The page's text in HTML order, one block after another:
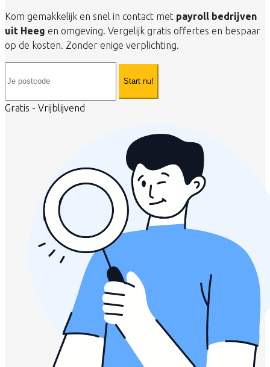
Kom gemakkelijk en snel in contact met payroll bedrijven
uit Heeg en omgeving. Vergelijk gratis offertes en bespaar
op de kosten. Zonder enige verplichting.
Start nu!
Gratis - Vrijblijvend